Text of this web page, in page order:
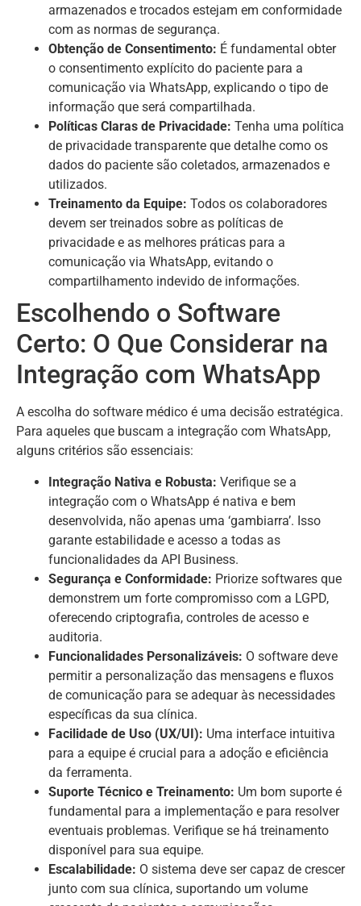
armazenados e trocados estejam em conformidade
com as normas de segurança.
Obtenção de Consentimento: É fundamental obter
o consentimento explícito do paciente para a
comunicação via WhatsApp, explicando o tipo de
informação que será compartilhada.
Políticas Claras de Privacidade: Tenha uma política
de privacidade transparente que detalhe como os
dados do paciente são coletados, armazenados e
utilizados.
Treinamento da Equipe: Todos os colaboradores
devem ser treinados sobre as políticas de
privacidade e as melhores práticas para a
comunicação via WhatsApp, evitando o
compartilhamento indevido de informações.
Escolhendo o Software
Certo: O Que Considerar na
Integração com WhatsApp
A escolha do software médico é uma decisão estratégica.
Para aqueles que buscam a integração com WhatsApp,
alguns critérios são essenciais:
Integração Nativa e Robusta: Verifique se a
integração com o WhatsApp é nativa e bem
desenvolvida, não apenas uma ‘gambiarra’. Isso
garante estabilidade e acesso a todas as
funcionalidades da API Business.
Segurança e Conformidade: Priorize softwares que
demonstrem um forte compromisso com a LGPD,
oferecendo criptografia, controles de acesso e
auditoria.
Funcionalidades Personalizáveis: O software deve
permitir a personalização das mensagens e fluxos
de comunicação para se adequar às necessidades
específicas da sua clínica.
Facilidade de Uso (UX/UI): Uma interface intuitiva
para a equipe é crucial para a adoção e eficiência
da ferramenta.
Suporte Técnico e Treinamento: Um bom suporte é
fundamental para a implementação e para resolver
eventuais problemas. Verifique se há treinamento
disponível para sua equipe.
Escalabilidade: O sistema deve ser capaz de crescer
junto com sua clínica, suportando um volume